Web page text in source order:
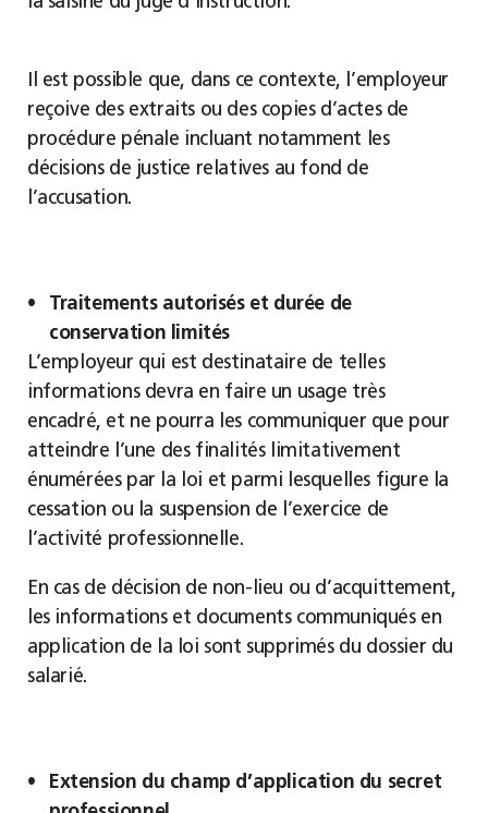
Il est possible que, dans ce contexte, l’employeur
reçoive des extraits ou des copies d’actes de
procédure pénale incluant notamment les
décisions de justice relatives au fond de
l’accusation.
Traitements autorisés et durée de
conservation limités
L’employeur qui est destinataire de telles
informations devra en faire un usage très
encadré, et ne pourra les communiquer que pour
atteindre l’une des finalités limitativement
énumérées par la loi et parmi lesquelles figure la
cessation ou la suspension de l’exercice de
l’activité professionnelle.
En cas de décision de non-lieu ou d’acquittement,
les informations et documents communiqués en
application de la loi sont supprimés du dossier du
salarié.
Extension du champ d’application du secret